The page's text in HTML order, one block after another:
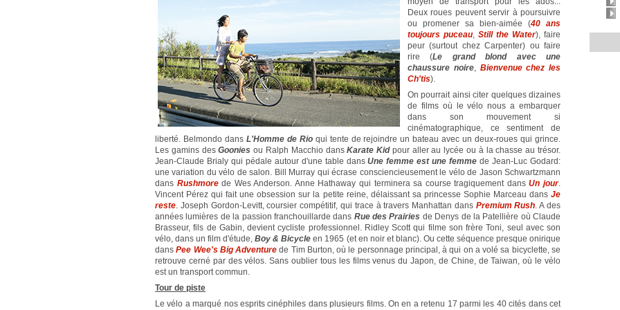
Deux roues peuvent servir à poursuivre
ou promener sa bien-aimée (40 ans
toujours puceau, Still the Water), faire
peur (surtout chez Carpenter) ou faire
rire (Le grand blond avec une
chaussure noire, Bienvenue chez les
Ch'tis).
On pourrait ainsi citer quelques dizaines
de films où le vélo nous a embarquer
dans son mouvement si
cinématographique, ce sentiment de
liberté. Belmondo dans L'Homme de Rioqui tente de rejoindre un bateau avec un deux-roues qui grince.
Les gamins desGoonies ou Ralph Macchio dansKarate Kidpour aller au lycée ou à la chasse au trésor.
Jean-Claude Brialy qui pédale autour d'une table dansUne femme est une femme de Jean-Luc Godard:
une variation du vélo de salon. Bill Murray qui écrase consciencieusement le vélo de Jason Schwartzmann
dans Rushmorede Wes Anderson. Anne Hathaway qui terminera sa course tragiquement dansUn jour.
Vincent Pérez qui fait une obsession sur la petite reine, délaissant sa princesse Sophie Marceau dans Je
reste. Joseph Gordon-Levitt, coursier compétitif, qui trace à travers Manhattan dans Premium Rush. A des
années lumières de la passion franchouillarde dans Rue des Prairies de Denys de la Patellière où Claude
Brasseur, fils de Gabin, devient cycliste professionnel. Ridley Scott qui filme son frère Toni, seul avec son
vélo, dans un film d'étude,Boy & Bicycle en 1965 (et en noir et blanc). Ou cette séquence presque onirique
dansPee Wee's Big Adventure de Tim Burton, où le personnage principal, à qui on a volé sa bicyclette, se
retrouve cerné par des vélos. Sans oublier tous les films venus du Japon, de Chine, de Taiwan, où le vélo
est un transport commun.
Tour de piste
Le vélo a marqué nos esprits cinéphiles dans plusieurs films. On en a retenu 17 parmi les 40 cités dans cet